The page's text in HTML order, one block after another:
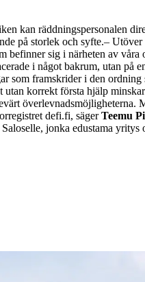
kan räddningspersonalen
på storlek och syfte.– Utöver
befinner sig i närheten av våra
i något bakrum, utan på
som framskrider i den
korrekt första hjälp
överlevnadsmöjligheterna.
defi.fi, sägerTeemu
jonka edustama